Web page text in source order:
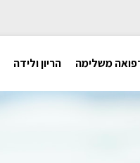
משלימה הריון ולידה